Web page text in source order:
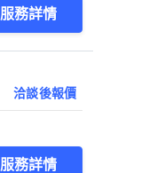
服務詳情
洽談後報價
服務詳情